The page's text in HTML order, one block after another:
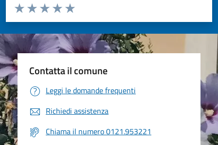
Valuta da 1 a 5 stelle la pagina
Valuta 5 stelle su 5
Valuta 4 stelle su 5
Valuta 3 stelle su 5
Valuta 2 stelle su 5
Valuta 1 stelle su 5
Contatta il comune
Leggi le domande frequenti
Richiedi assistenza
Chiama il numero 0121.953221